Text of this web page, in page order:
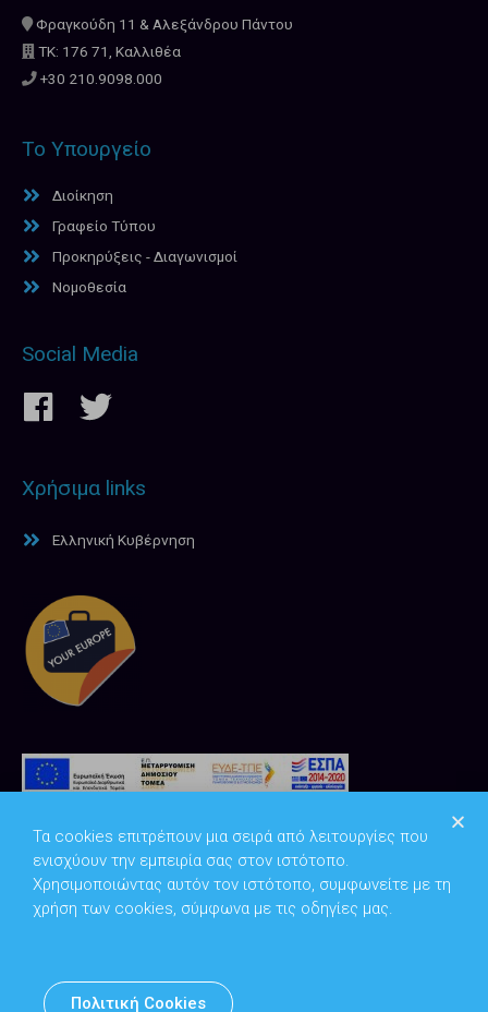
Φραγκούδη 11 & Αλεξάνδρου Πάντου
ΤΚ: 176 71, Καλλιθέα
+30 210.9098.000
Το Υπουργείο
Διοίκηση
Γραφείο Τύπου
Προκηρύξεις - Διαγωνισμοί
Νομοθεσία
Social Media
Χρήσιμα links
Ελληνική Κυβέρνηση
Copyright © 2026Υπουργείο Ψηφιακής Διακυβέρνησης
Τα cookies επιτρέπουν μια σειρά από λειτουργίες που
ενισχύουν την εμπειρία σας στον ιστότοπο.
Χρησιμοποιώντας αυτόν τον ιστότοπο, συμφωνείτε με τη
χρήση των cookies, σύμφωνα με τις οδηγίες μας.
Πολιτική Cookies